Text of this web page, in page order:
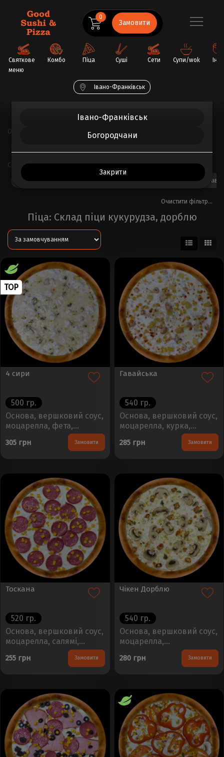
Святкове
меню
Комбо Піца Суші Сети Супи/wok
Івано-Франківськ
0
Замовити
Обрати ваше місто
Івано-Франківськ
Богородчани
Закрити
Основа
Склад піци
ананас бекон болгарський перець дорблю ковбаски
Очистити фільтр...
Піца: Склад піци кукурудза, дорблю
TOP
4 сири
500 гр.
Основа, вершковий соус,
моцарелла, фета,
дорблю, пармезанРозмір
- 30см, Вага - 450±50г..
305 грн Замовити
Гавайська
540 гр.
Основа, вершковий соус,
моцарелла, курка,
ананас, кукурудзаРозмір
- 30см, Вага - 450±50г..
285 грн Замовити
Тоскана
520 гр.
Основа, вершковий соус,
моцарелла, салямі,
кукурудзаРозмір - 30см,
Вага - 450±50г..
255 грн Замовити
Чікен Дорблю
540 гр.
Основа, вершковий соус,
моцарелла,
шампіньйони, дорблю,
куркаРозмір - 30см, Вага
280 грн Замовити